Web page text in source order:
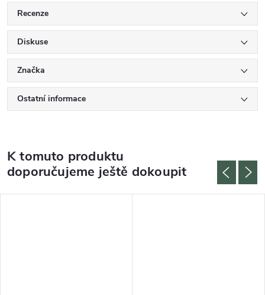
Recenze
Diskuse
Značka
Ostatní informace
K tomuto produktu
doporučujeme ještě dokoupit